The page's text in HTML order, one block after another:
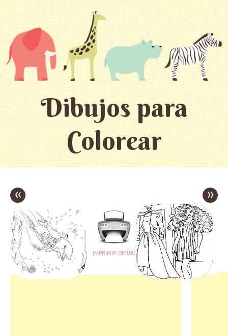
Dibujos para
Colorear
«
IMPRIMIR DIBUJO
»